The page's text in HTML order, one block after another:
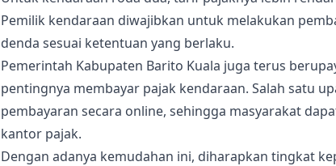
Pemilik kendaraan diwajibkan untuk melakukan
denda sesuai ketentuan yang berlaku.
Pemerintah Kabupaten Barito Kuala juga terus
pentingnya membayar pajak kendaraan. Salah satu
pembayaran secara online, sehingga masyarakat
kantor pajak.
Dengan adanya kemudahan ini, diharapkan tingkat